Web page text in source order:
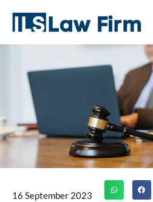
content
16 September 2023